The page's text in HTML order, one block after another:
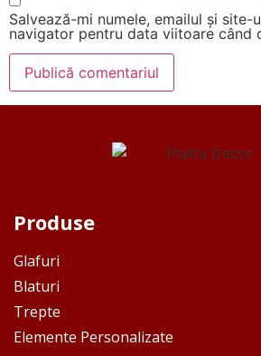
Salvează-mi numele, emailul și site-
navigator pentru data viitoare când
Produse
Glafuri
Blaturi
Trepte
Elemente Personalizate